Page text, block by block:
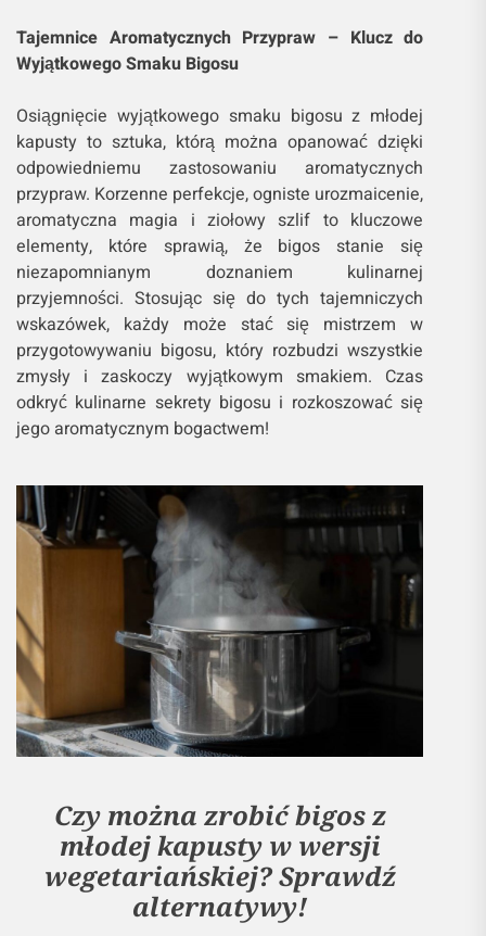
Tajemnice Aromatycznych Przypraw – Klucz do
Wyjątkowego Smaku Bigosu
Osiągnięcie wyjątkowego smaku bigosu z młodej
kapusty to sztuka, którą można opanować dzięki
odpowiedniemu zastosowaniu aromatycznych
przypraw. Korzenne perfekcje, ogniste urozmaicenie,
aromatyczna magia i ziołowy szlif to kluczowe
elementy, które sprawią, że bigos stanie się
niezapomnianym doznaniem kulinarnej
przyjemności. Stosując się do tych tajemniczych
wskazówek, każdy może stać się mistrzem w
przygotowywaniu bigosu, który rozbudzi wszystkie
zmysły i zaskoczy wyjątkowym smakiem. Czas
odkryć kulinarne sekrety bigosu i rozkoszować się
jego aromatycznym bogactwem!
Czy można zrobić bigos z
młodej kapusty w wersji
wegetariańskiej? Sprawdź
alternatywy!